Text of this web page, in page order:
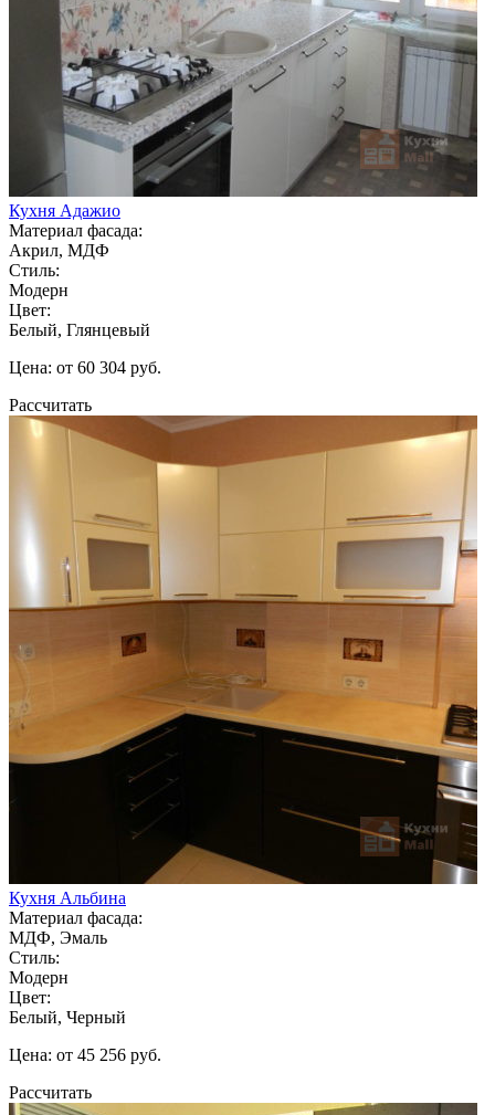
Кухня Адажио
Материал фасада:
Акрил, МДФ
Стиль:
Модерн
Цвет:
Белый, Глянцевый
Цена: от 60 304 руб.
Рассчитать
Кухня Альбина
Материал фасада:
МДФ, Эмаль
Стиль:
Модерн
Цвет:
Белый, Черный
Цена: от 45 256 руб.
Рассчитать